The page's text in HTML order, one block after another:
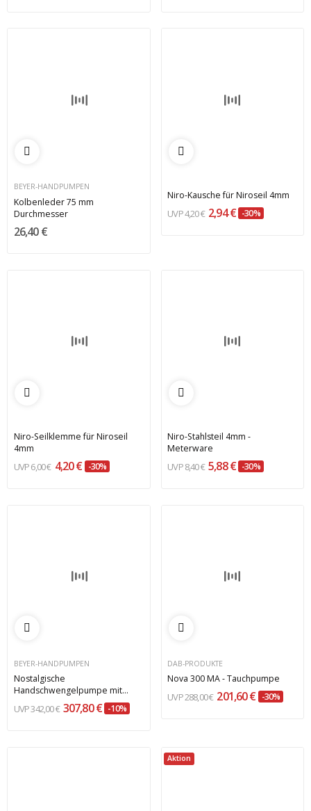
BEYER-HANDPUMPEN
Kolbenleder 75 mm
Durchmesser
26,40 €
Niro-Kausche für Niroseil 4mm
4,20 € 2,94 € -30%
Niro-Seilklemme für Niroseil
4mm
6,00 € 4,20 € -30%
Niro-Stahlsteil 4mm -
Meterware
8,40 € 5,88 € -30%
BEYER-HANDPUMPEN
Nostalgische
Handschwengelpumpe mit
Ornamentierung
342,00 € 307,80 € -10%
DAB-PRODUKTE
Nova 300 MA - Tauchpumpe
288,00 € 201,60 € -30%
Aktion